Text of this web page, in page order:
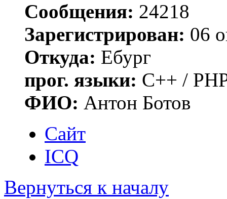
Сообщения: 24218
Зарегистрирован: 06
Откуда: Ебург
прог. языки: C++ /
ФИО: Антон Ботов
Сайт
ICQ
Вернуться к началу